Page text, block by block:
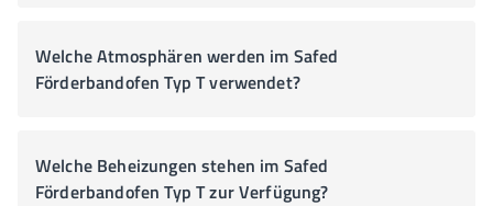
Welche Atmosphären werden im Safed
Förderbandofen Typ T verwendet?
Welche Beheizungen stehen im Safed
Förderbandofen Typ T zur Verfügung?